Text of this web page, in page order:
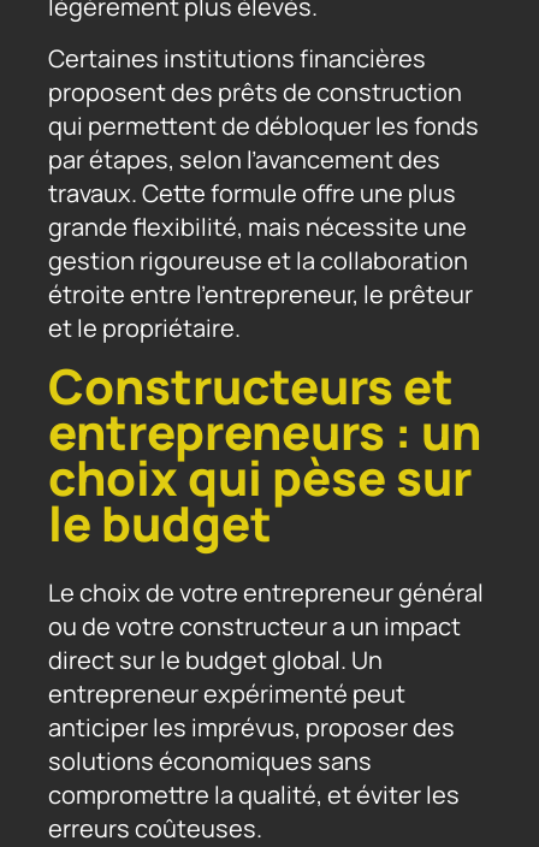
Certaines institutions financières
proposent des prêts de construction
qui permettent de débloquer les fonds
par étapes, selon l’avancement des
travaux. Cette formule offre une plus
grande flexibilité, mais nécessite une
gestion rigoureuse et la collaboration
étroite entre l’entrepreneur, le prêteur
et le propriétaire.
Constructeurs et
entrepreneurs : un
choix qui pèse sur
le budget
Le choix de votre entrepreneur général
ou de votre constructeur a un impact
direct sur le budget global. Un
entrepreneur expérimenté peut
anticiper les imprévus, proposer des
solutions économiques sans
compromettre la qualité, et éviter les
erreurs coûteuses.